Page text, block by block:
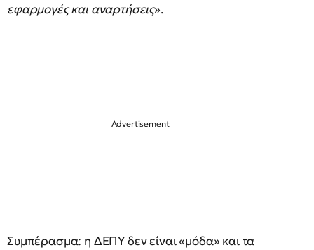
εφαρμογές και αναρτήσεις».
Συμπέρασμα: η ΔΕΠΥ δεν είναι «μόδα» και τα